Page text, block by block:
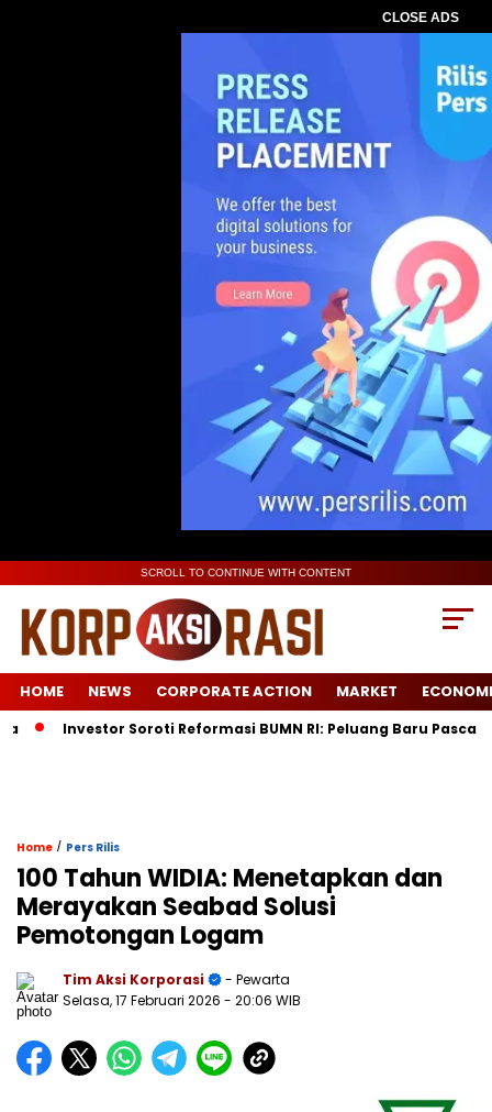
CLOSE ADS
SCROLL TO CONTINUE WITH CONTENT
HOME NEWS CORPORATE ACTION MARKET
Investor Soroti Reformasi BUMN RI: Peluang Baru Pasca
Home / Pers Rilis
100 Tahun WIDIA: Menetapkan dan
Merayakan Seabad Solusi
Pemotongan Logam
Tim Aksi Korporasi
- Pewarta
Selasa, 17 Februari 2026 - 20:06 WIB